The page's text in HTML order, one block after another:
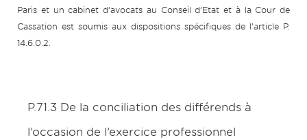
Paris et un cabinet d’avocats au Conseil d’Etat et à la Cour de
Cassation est soumis aux dispositions spécifiques de l’article P.
14.6.0.2.
P.71.3 De la conciliation des différends à
l’occasion de l’exercice professionnel